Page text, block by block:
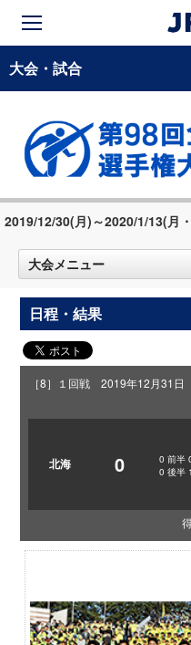
大会・試合
2019/12/30(月)～2020/1/13(月
大会メニュー
日程・結果
［8］１回戦 2019年12月31
北海 0 0 前半
0 後半 1